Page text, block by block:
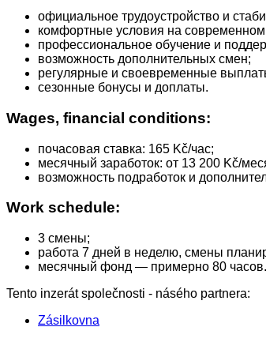
официальное трудоустройство и
комфортные условия на современном
профессиональное обучение и
возможность дополнительных смен;
регулярные и своевременные
сезонные бонусы и доплаты.
Wages, financial conditions:
почасовая ставка: 165 Kč/час;
месячный заработок: от 13 200 Kč/
возможность подработок и
Work schedule:
3 смены;
работа 7 дней в неделю, смены
месячный фонд — примерно 80 часов.
Tento inzerát společnosti - násého partnera:
Zásilkovna